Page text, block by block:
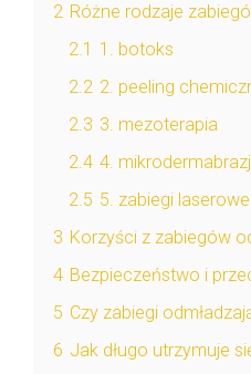
2 Różne rodzaje
2.1 1. botoks
2.2 2. peeling
2.3 3. mezoterapia
2.4 4.
2.5 5. zabiegi laserowe
3 Korzyści z zabiegów
4 Bezpieczeństwo i
5 Czy zabiegi
6 Jak długo utrzymuje